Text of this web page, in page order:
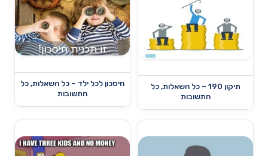
תיקון 190 – כל השאלות, כל
התשובות
חיסכון לכל ילד – כל השאלות, כל
התשובות